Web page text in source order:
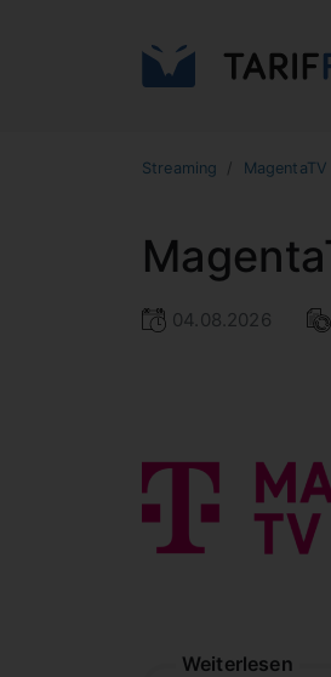
Streaming MagentaTV
04.08.2026
Weiterlesen